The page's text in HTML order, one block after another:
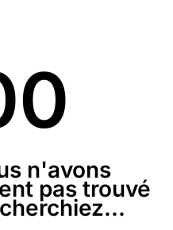
n'avons
pas trouvé